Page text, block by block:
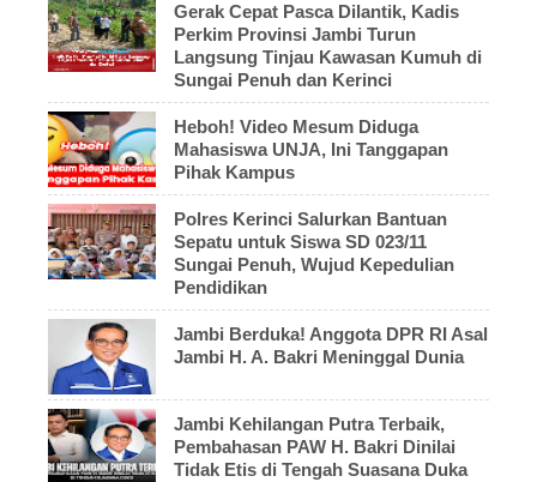
Gerak Cepat Pasca Dilantik, Kadis
Perkim Provinsi Jambi Turun
Langsung Tinjau Kawasan Kumuh di
Sungai Penuh dan Kerinci
Heboh! Video Mesum Diduga
Mahasiswa UNJA, Ini Tanggapan
Pihak Kampus
Polres Kerinci Salurkan Bantuan
Sepatu untuk Siswa SD 023/11
Sungai Penuh, Wujud Kepedulian
Pendidikan
Jambi Berduka! Anggota DPR RI Asal
Jambi H. A. Bakri Meninggal Dunia
Jambi Kehilangan Putra Terbaik,
Pembahasan PAW H. Bakri Dinilai
Tidak Etis di Tengah Suasana Duka